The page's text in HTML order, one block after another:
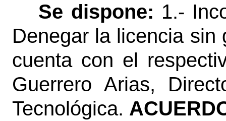
Se dispone: 1.-
Denegar la licencia sin
cuenta con el
Guerrero Arias,
Tecnológica.